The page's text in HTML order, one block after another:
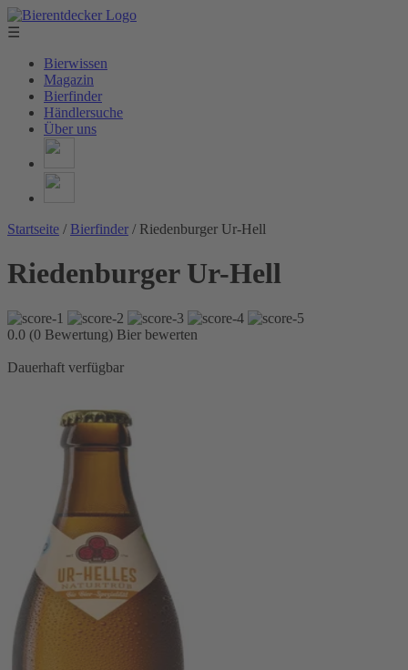
☰
Bierwissen
Magazin
Bierfinder
Händlersuche
Über uns
Startseite / Bierfinder / Riedenburger Ur-Hell
Riedenburger Ur-Hell
0.0 (0 Bewertung) Bier bewerten
Dauerhaft verfügbar